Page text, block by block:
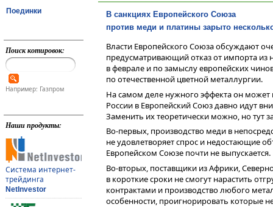
Поединки
Поиск котировок:
Например: Газпром
Наши продукты:
Система интернет-
трейдинга
NetInvestor
В санкциях Европейского Союза
против меди и платины зарыто
Власти Европейского Союза обсуждают
предусматривающий отказ от импорта из
в феврале и по замыслу европейских
по отечественной цветной металлургии.
На самом деле нужного эффекта он
России в Европейский Союз давно идут
Заменить их теоретически можно, но тут
Во-первых, производство меди в
не удовлетворяет спрос и недостающие
Европейском Союзе почти не выпускается.
Во-вторых, поставщики из Африки,
в короткие сроки не смогут нарастить
контрактами и производство любого
особенности, проигнорировать которые